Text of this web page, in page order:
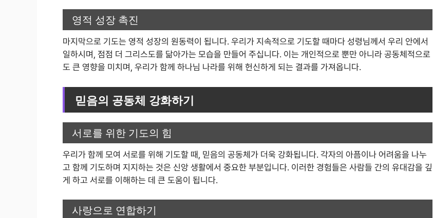
영적 성장 촉진
마지막으로 기도는 영적 성장의 원동력이 됩니다. 우리가 지속적으로 기도할 때마다 성령님께서 우리 안에서
일하시며, 점점 더 그리스도를 닮아가는 모습을 만들어 주십니다. 이는 개인적으로 뿐만 아니라 공동체적으로
도 큰 영향을 미치며, 우리가 함께 하나님 나라를 위해 헌신하게 되는 결과를 가져옵니다.
믿음의 공동체 강화하기
서로를 위한 기도의 힘
우리가 함께 모여 서로를 위해 기도할 때, 믿음의 공동체가 더욱 강화됩니다. 각자의 아픔이나 어려움을 나누
고 함께 기도하며 지지하는 것은 신앙 생활에서 중요한 부분입니다. 이러한 경험들은 사람들 간의 유대감을 깊
게 하고 서로를 이해하는 데 큰 도움이 됩니다.
사랑으로 연합하기